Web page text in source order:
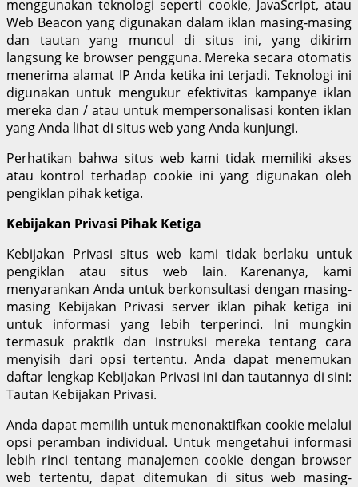
menggunakan teknologi seperti cookie, JavaScript, atau
Web Beacon yang digunakan dalam iklan masing-masing
dan tautan yang muncul di situs ini, yang dikirim
langsung ke browser pengguna. Mereka secara otomatis
menerima alamat IP Anda ketika ini terjadi. Teknologi ini
digunakan untuk mengukur efektivitas kampanye iklan
mereka dan / atau untuk mempersonalisasi konten iklan
yang Anda lihat di situs web yang Anda kunjungi.
Perhatikan bahwa situs web kami tidak memiliki akses
atau kontrol terhadap cookie ini yang digunakan oleh
pengiklan pihak ketiga.
Kebijakan Privasi Pihak Ketiga
Kebijakan Privasi situs web kami tidak berlaku untuk
pengiklan atau situs web lain. Karenanya, kami
menyarankan Anda untuk berkonsultasi dengan masing-
masing Kebijakan Privasi server iklan pihak ketiga ini
untuk informasi yang lebih terperinci. Ini mungkin
termasuk praktik dan instruksi mereka tentang cara
menyisih dari opsi tertentu. Anda dapat menemukan
daftar lengkap Kebijakan Privasi ini dan tautannya di sini:
Tautan Kebijakan Privasi.
Anda dapat memilih untuk menonaktifkan cookie melalui
opsi peramban individual. Untuk mengetahui informasi
lebih rinci tentang manajemen cookie dengan browser
web tertentu, dapat ditemukan di situs web masing-